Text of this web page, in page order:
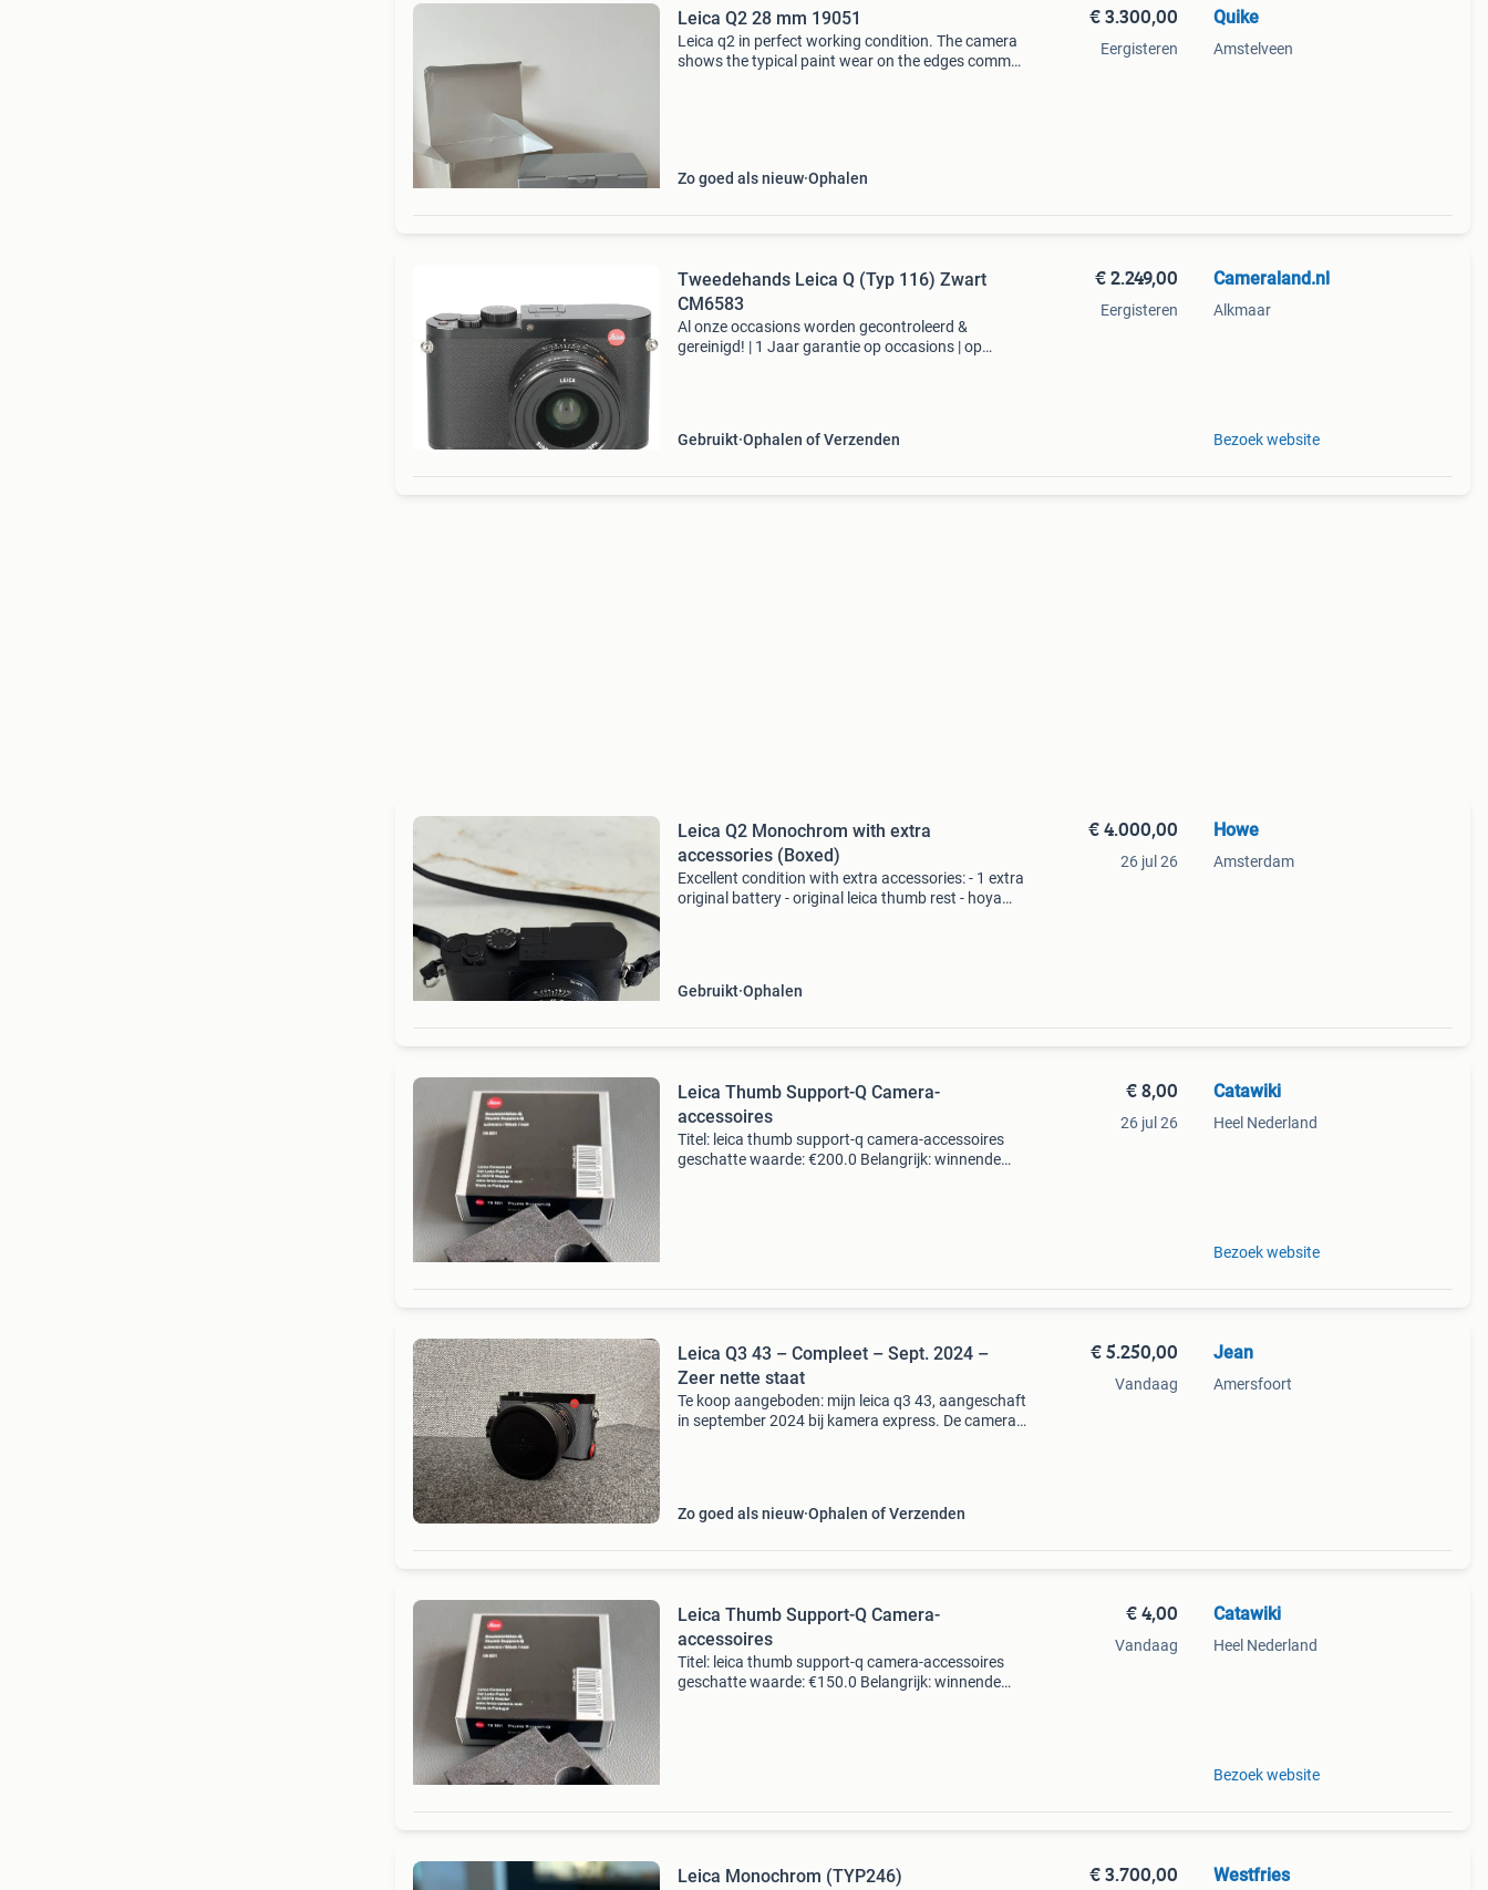
Leica Q2 28 mm 19051
Leica q2 in perfect working condition. The camera
shows the typical paint wear on the edges common
Zo goed als nieuw Ophalen
€ 3.300,00
Eergisteren
Quike
Amstelveen
Tweedehands Leica Q (Typ 116) Zwart
CM6583
Al onze occasions worden gecontroleerd &
gereinigd! | 1 Jaar garantie op occasions | op
Gebruikt Ophalen of Verzenden
€ 2.249,00
Eergisteren
Cameraland.nl
Alkmaar
Bezoek website
Leica Q2 Monochrom with extra
accessories (Boxed)
Excellent condition with extra accessories: - 1 extra
original battery - original leica thumb rest - hoya
Gebruikt Ophalen
€ 4.000,00
26 jul 26
Howe
Amsterdam
Leica Thumb Support-Q Camera-
accessoires
Titel: leica thumb support-q camera-accessoires
geschatte waarde: €200.0 Belangrijk: winnende
€ 8,00
26 jul 26
Catawiki
Heel Nederland
Bezoek website
Leica Q3 43 – Compleet – Sept. 2024 –
Zeer nette staat
Te koop aangeboden: mijn leica q3 43, aangeschaft
in september 2024 bij kamera express. De camera
Zo goed als nieuw Ophalen of Verzenden
€ 5.250,00
Vandaag
Jean
Amersfoort
Leica Thumb Support-Q Camera-
accessoires
Titel: leica thumb support-q camera-accessoires
geschatte waarde: €150.0 Belangrijk: winnende
€ 4,00
Vandaag
Catawiki
Heel Nederland
Bezoek website
Leica Monochrom (TYP246) € 3.700,00 Westfries